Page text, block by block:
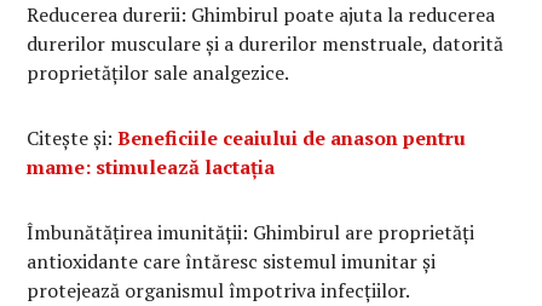
Reducerea durerii: Ghimbirul poate ajuta la reducerea
durerilor musculare și a durerilor menstruale, datorită
proprietăților sale analgezice.
Citește și:Beneficiile ceaiului de anason pentru
mame: stimulează lactația
Îmbunătățirea imunității: Ghimbirul are proprietăți
antioxidante care întăresc sistemul imunitar și
protejează organismul împotriva infecțiilor.